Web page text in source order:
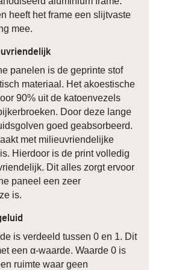
heeft het frame een slijtvaste
mee.
panelen is de geprinte stof
materiaal. Het akoestische
90% uit de katoenvezels
Door deze lange
goed geabsorbeerd.
met milieuvriendelijke
Hierdoor is de print volledig
Dit alles zorgt ervoor
paneel een zeer
is.
is verdeeld tussen 0 en 1. Dit
een α-waarde. Waarde 0 is
ruimte waar geen